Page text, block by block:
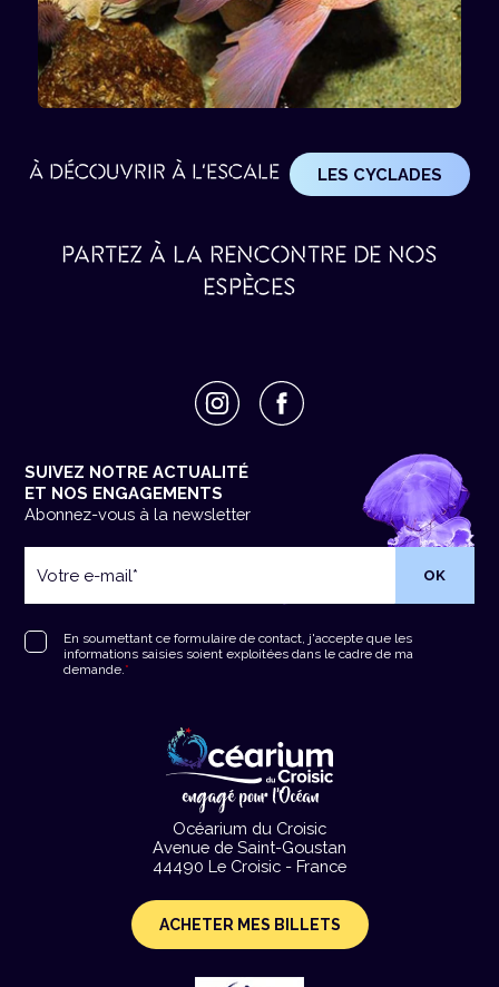
À DÉCOUVRIR À L'ESCALE LES CYCLADES
PARTEZ À LA RENCONTRE DE NOS
ESPÈCES
Océarium du Croisic
Avenue de Saint-Goustan
44490 Le Croisic - France
ACHETER MES BILLETS
SUIVEZ NOTRE ACTUALITÉ
ET NOS ENGAGEMENTS
Abonnez-vous à la newsletter
e-
RGPD*
En soumettant ce formulaire de contact, j'accepte que les
informations saisies soient exploitées dans le cadre de ma
demande.*